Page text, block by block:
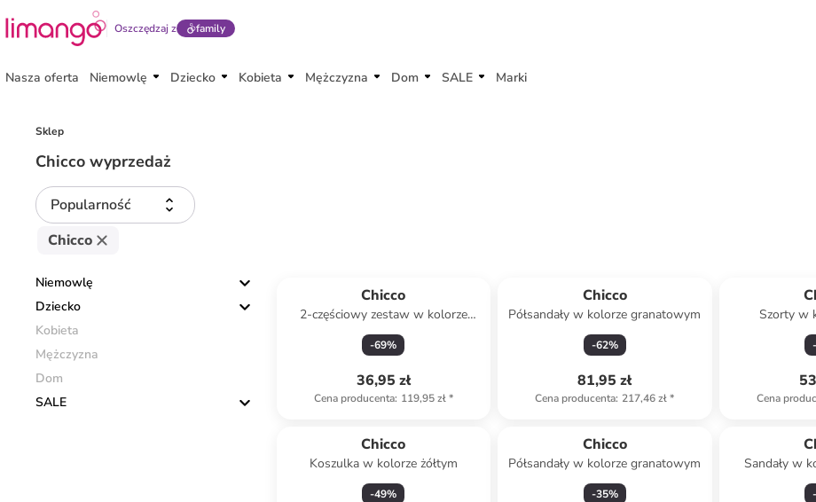
Oszczędzaj z family
Nasza oferta Niemowlę Dziecko Kobieta Mężczyzna Dom SALE Marki
Sklep
Chicco wyprzedaż
Popularność
Chicco
Niemowlę
Dziecko
Kobieta
Mężczyzna
Dom
SALE
Chicco
2-częściowy zestaw w kolorze
granatowym
-69%
36,95 zł
Cena producenta: 119,95 zł*
Chicco
Półsandały w kolorze granatowym
-62%
81,95 zł
Cena producenta: 217,46 zł*
Szorty w
Cena
Chicco
Koszulka w kolorze żółtym
-49%
Chicco
Półsandały w kolorze granatowym
-35%
Sandały w